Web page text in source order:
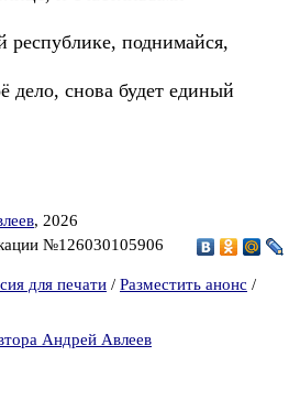
республике, поднимайся,
дело, снова будет единый
, 2026
№126030105906
для печати / Разместить анонс /
Андрей Авлеев